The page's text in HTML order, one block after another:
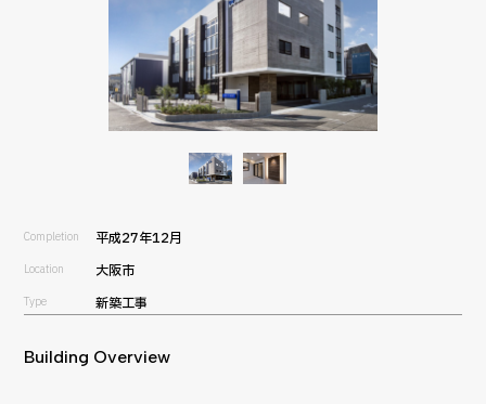
Completion 平成27年12月
Location 大阪市
Type 新築工事
Building Overview